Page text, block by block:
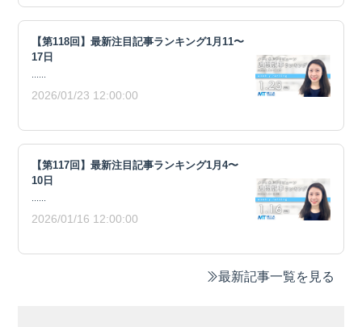
【第118回】最新注目記事ランキング1月11〜
17日
2026/01/23 12:00:00
【第117回】最新注目記事ランキング1月4〜
10日
2026/01/16 12:00:00
最新記事一覧を見る